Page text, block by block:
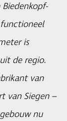
is
de regio.
van
van Siegen –
nu